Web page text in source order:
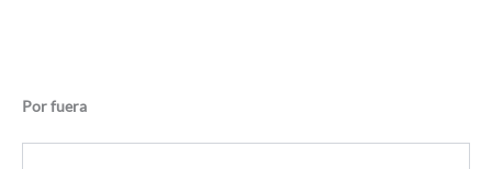
Por fuera